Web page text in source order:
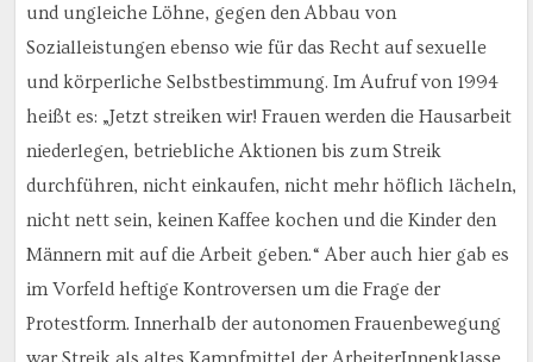
und ungleiche Löhne, gegen den Abbau von
Sozialleistungen ebenso wie für das Recht auf sexuelle
und körperliche Selbstbestimmung. Im Aufruf von 1994
heißt es: „Jetzt streiken wir! Frauen werden die Hausarbeit
niederlegen, betriebliche Aktionen bis zum Streik
durchführen, nicht einkaufen, nicht mehr höflich lächeln,
nicht nett sein, keinen Kaffee kochen und die Kinder den
Männern mit auf die Arbeit geben.“ Aber auch hier gab es
im Vorfeld heftige Kontroversen um die Frage der
Protestform. Innerhalb der autonomen Frauenbewegung